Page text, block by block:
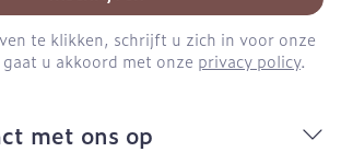
te klikken, schrijft u zich in voor onze
u akkoord met onze privacy policy.
met ons op